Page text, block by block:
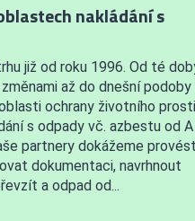
nakládání s
již od roku 1996. Od té
až do dnešní podoby
ochrany životního
s odpady vč. azbestu od
partnery dokážeme
dokumentaci, navrhnout
a odpad od...